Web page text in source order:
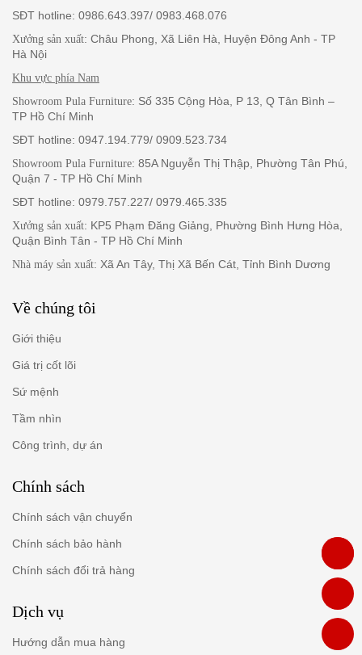
SĐT hotline: 0986.643.397/ 0983.468.076
Xưởng sản xuất: Châu Phong, Xã Liên Hà, Huyện Đông Anh - TP
Hà Nội
Khu vực phía Nam
Showroom Pula Furniture: Số 335 Cộng Hòa, P 13, Q Tân Bình –
TP Hồ Chí Minh
SĐT hotline: 0947.194.779/ 0909.523.734
Showroom Pula Furniture: 85A Nguyễn Thị Thập, Phường Tân Phú,
Quận 7 - TP Hồ Chí Minh
SĐT hotline: 0979.757.227/ 0979.465.335
Xưởng sản xuất: KP5 Phạm Đăng Giảng, Phường Bình Hưng Hòa,
Quận Bình Tân - TP Hồ Chí Minh
Nhà máy sản xuất: Xã An Tây, Thị Xã Bến Cát, Tỉnh Bình Dương
Về chúng tôi
Giới thiệu
Giá trị cốt lõi
Sứ mệnh
Tầm nhìn
Công trình, dự án
Chính sách
Chính sách vận chuyển
Chính sách bảo hành
Chính sách đổi trả hàng
Dịch vụ
Hướng dẫn mua hàng